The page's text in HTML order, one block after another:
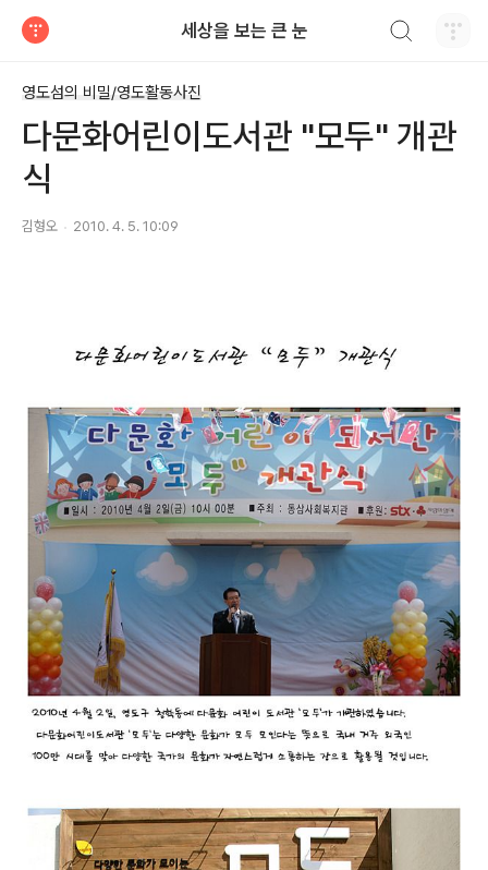
세상을 보는 큰 눈
영도섬의 비밀/영도활동사진
다문화어린이도서관 "모두" 개관
식
김형오 2010. 4. 5. 10:09